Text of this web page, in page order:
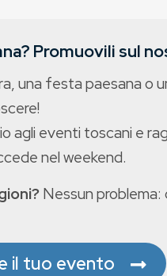
Promuovili sul
una festa paesana o
agli eventi toscani e
nel weekend.
Nessun problema:
il tuo evento